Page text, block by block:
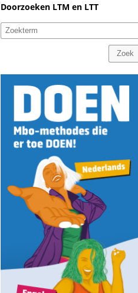
Doorzoeken LTM en LTT
Zoek